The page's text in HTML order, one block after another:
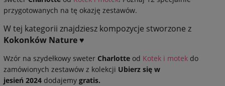
przygotowanych na tę okazję zestawów.
W tej kategorii znajdziesz kompozycje stworzone z
Kokonków Nature ♥
Wzór na szydełkowy sweter Charlotte od Kotek i motek do
zamówionych zestawów z kolekcji Ubierz się w
jesień 2024 dodajemy gratis.